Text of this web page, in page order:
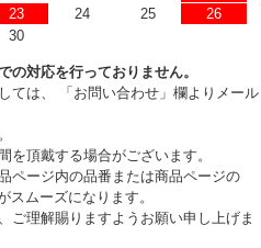
23 24 25
26
30
対応を行っておりません。
ては、 「お問い合わせ」欄よりメール
頂戴する場合がございます。
ページ内の品番または商品ページの
スムーズになります。
ご理解賜りますようお願い申し上げま